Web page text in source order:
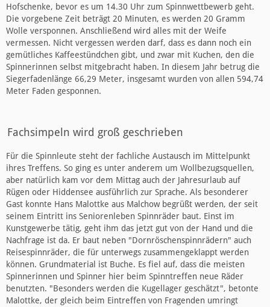
Hofschenke, bevor es um 14.30 Uhr zum Spinnwettbewerb geht.
Die vorgebene Zeit beträgt 20 Minuten, es werden 20 Gramm
Wolle versponnen. Anschließend wird alles mit der Weife
vermessen. Nicht vergessen werden darf, dass es dann noch ein
gemütliches Kaffeestündchen gibt, und zwar mit Kuchen, den die
Spinnerinnen selbst mitgebracht haben. In diesem Jahr betrug die
Siegerfadenlänge 66,29 Meter, insgesamt wurden von allen 594,74
Meter Faden gesponnen.
Fachsimpeln wird groß geschrieben
Für die Spinnleute steht der fachliche Austausch im Mittelpunkt
ihres Treffens. So ging es unter anderem um Wollbezugsquellen,
aber natürlich kam vor dem Mittag auch der Jahresurlaub auf
Rügen oder Hiddensee ausführlich zur Sprache. Als besonderer
Gast konnte Hans Malottke aus Malchow begrüßt werden, der seit
seinem Eintritt ins Seniorenleben Spinnräder baut. Einst im
Kunstgewerbe tätig, geht ihm das jetzt gut von der Hand und die
Nachfrage ist da. Er baut neben "Dornröschenspinnrädern" auch
Reisespinnräder, die für unterwegs zusammengeklappt werden
können. Grundmaterial ist Buche. Es fiel auf, dass die meisten
Spinnerinnen und Spinner hier beim Spinntreffen neue Räder
benutzten. "Besonders werden die Kugellager geschätzt", betonte
Malottke, der gleich beim Eintreffen von Fragenden umringt